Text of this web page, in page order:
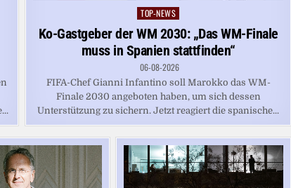
Posted
in
TOP-NEWS
Ko-Gastgeber der WM 2030: „Das WM-Finale
muss in Spanien stattfinden“
06-08-2026
FIFA-Chef Gianni Infantino soll Marokko das WM-
Finale 2030 angeboten haben, um sich dessen
Unterstützung zu sichern. Jetzt reagiert die spanische...